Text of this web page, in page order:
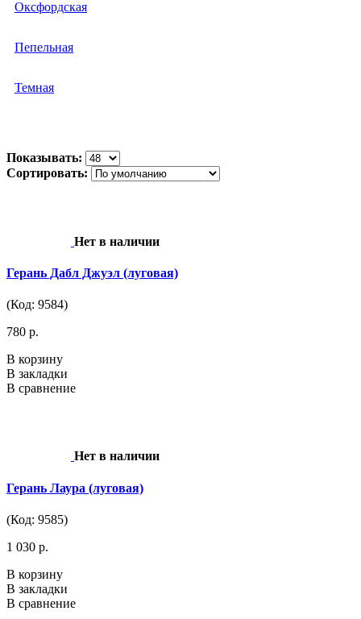
Оксфордская
Пепельная
Темная
Показывать:
Сортировать:
Нет в наличии
Герань Дабл Джуэл (луговая)
(Код: 9584)
780 р.
В корзину
В закладки
В сравнение
Нет в наличии
Герань Лаура (луговая)
(Код: 9585)
1 030 р.
В корзину
В закладки
В сравнение